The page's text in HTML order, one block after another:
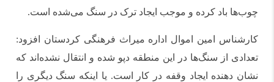
چوب‌ها باد کرده و موجب ایجاد ترک در سنگ می‌شده است.
کارشناس امین اموال اداره میراث فرهنگی کردستان افزود:
تعدادی از سنگ‌ها در این منطقه دپو شده و انتقال نشده‌اند که
نشان دهنده ایجاد وقفه در کار است. یا اینکه سنگ دیگری را